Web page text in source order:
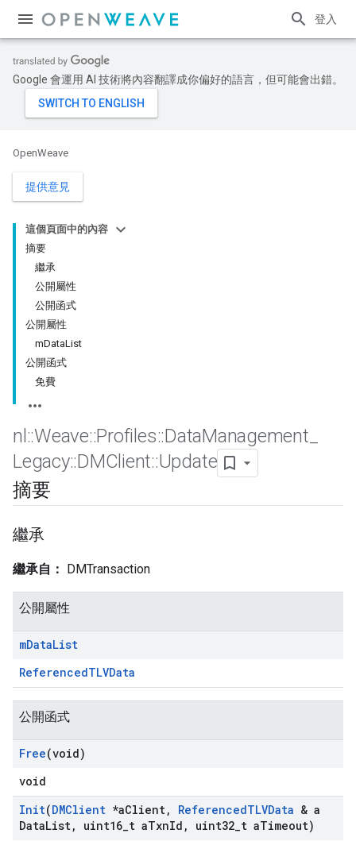
登入
Google 會運用 AI 技術將內容翻譯成你偏好的語言，但可能會出錯。
OpenWeave
提供意見
這個頁面中的內容
摘要
繼承
公開屬性
公開函式
公開屬性
mDataList
公開函式
免費
nl ::Weave::Profiles::DataManagement
Legacy::DMClient::Update
摘要
繼承
繼承自： DMTransaction
公開屬性
mDataList
ReferencedTLVData
公開函式
Free(void)
void
Init(DMClient *aClient, ReferencedTLVData & a
DataList, uint16 t aTxnId , uint32 t aTimeout)